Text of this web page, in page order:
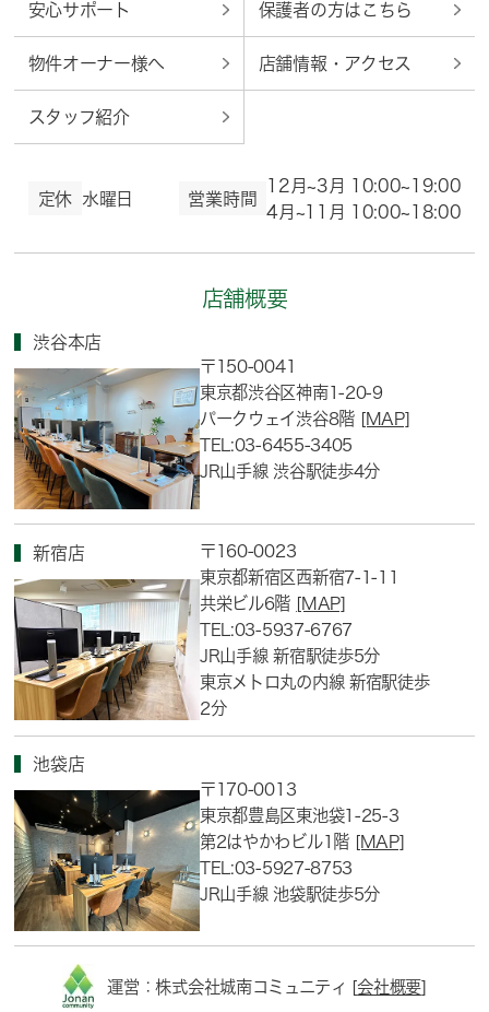
安心サポート 保護者の方はこちら
物件オーナー様へ 店舗情報・アクセス
スタッフ紹介
定休 水曜日 営業時間
12月~3月 10:00~19:00
4月~11月 10:00~18:00
店舗概要
渋谷本店
〒150-0041
東京都渋谷区神南1-20-9
パークウェイ渋谷8階 [MAP]
TEL:03-6455-3405
JR山手線 渋谷駅徒歩4分
新宿店
〒160-0023
東京都新宿区西新宿7-1-11
共栄ビル6階 [MAP]
TEL:03-5937-6767
JR山手線 新宿駅徒歩5分
東京メトロ丸の内線 新宿駅徒歩
2分
池袋店
〒170-0013
東京都豊島区東池袋1-25-3
第2はやかわビル1階 [MAP]
TEL:03-5927-8753
JR山手線 池袋駅徒歩5分
運営：株式会社城南コミュニティ [会社概要]